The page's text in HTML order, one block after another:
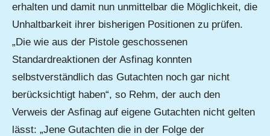
erhalten und damit nun unmittelbar die Möglichkeit, die
Unhaltbarkeit ihrer bisherigen Positionen zu prüfen.
„Die wie aus der Pistole geschossenen
Standardreaktionen der Asfinag konnten
selbstverständlich das Gutachten noch gar nicht
berücksichtigt haben“, so Rehm, der auch den
Verweis der Asfinag auf eigene Gutachten nicht gelten
lässt: „Jene Gutachten die in der Folge der